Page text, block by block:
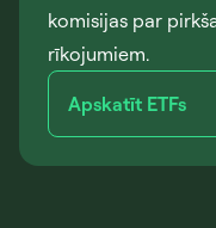
komisijas par
rīkojumiem.
Apskatīt ETFs